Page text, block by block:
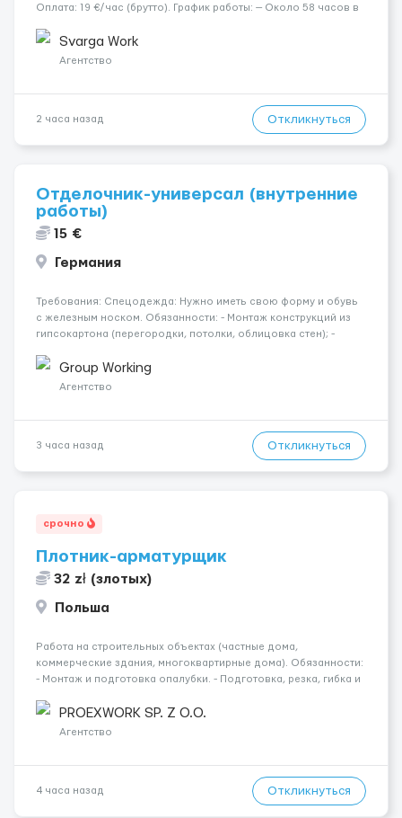
Оплата: 19 €/час (брутто). График работы: — Около 58 часов в
переработки. Дата начала: — Как можно скорее....
Svarga Work
Агентство
2 часа назад Откликнуться
Отделочник-универсал (внутренние
работы)
15 €
Германия
Требования: Спецодежда: Нужно иметь свою форму и обувь
с железным носком. Обязанности: - Монтаж конструкций из
гипсокартона (перегородки, потолки, облицовка стен); -
малярных работ (шпатлевка, грунтовка, покраска); -
Штукатурные работы ...
Group Working
Агентство
3 часа назад Откликнуться
срочно
Плотник-арматурщик
32 zł (злотых)
Польша
Работа на строительных объектах (частные дома,
коммерческие здания, многоквартирные дома). Обязанности:
- Монтаж и подготовка опалубки. - Подготовка, резка, гибка и
Связка арматурных стержней. - Заливка бетона. - Демонтаж
опалубки после за...
PROEXWORK SP. Z O.O.
Агентство
4 часа назад Откликнуться